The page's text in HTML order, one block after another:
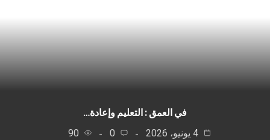
في العمق : التعليم وإعادة…
0
90